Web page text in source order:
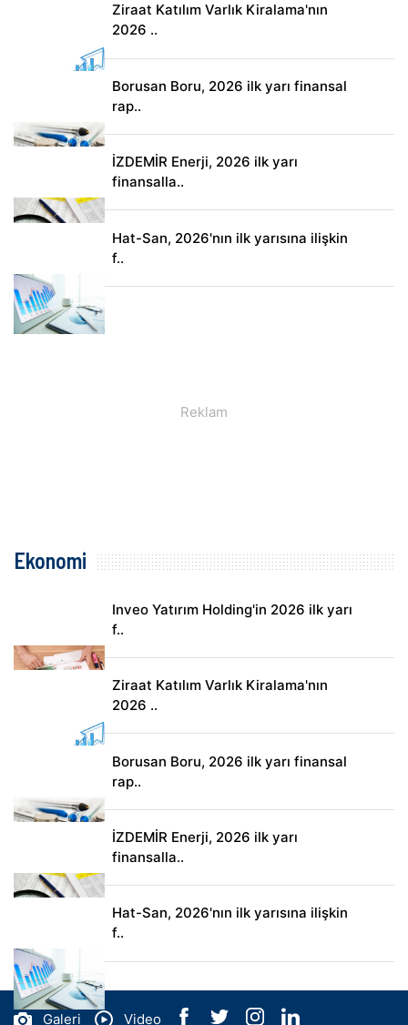
Ziraat Katılım Varlık Kiralama'nın
2026 ..
Borusan Boru, 2026 ilk yarı finansal
rap..
İZDEMİR Enerji, 2026 ilk yarı
finansalla..
Hat-San, 2026'nın ilk yarısına ilişkin
f..
Ekonomi
Inveo Yatırım Holding'in 2026 ilk yarı
f..
Ziraat Katılım Varlık Kiralama'nın
2026 ..
Borusan Boru, 2026 ilk yarı finansal
rap..
İZDEMİR Enerji, 2026 ilk yarı
finansalla..
Hat-San, 2026'nın ilk yarısına ilişkin
f..
Galeri Video